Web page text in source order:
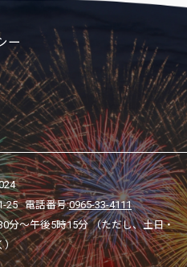
ー
〒866-8601 熊本県八代市松江城町1-25 電話番号:0965-33-4111
分～午後5時15分 （ただし、土日・
）